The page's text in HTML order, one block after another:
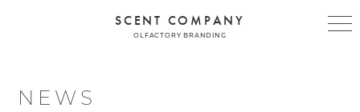
SCENT COMPANY
OLFACTORY BRANDING
NEWS